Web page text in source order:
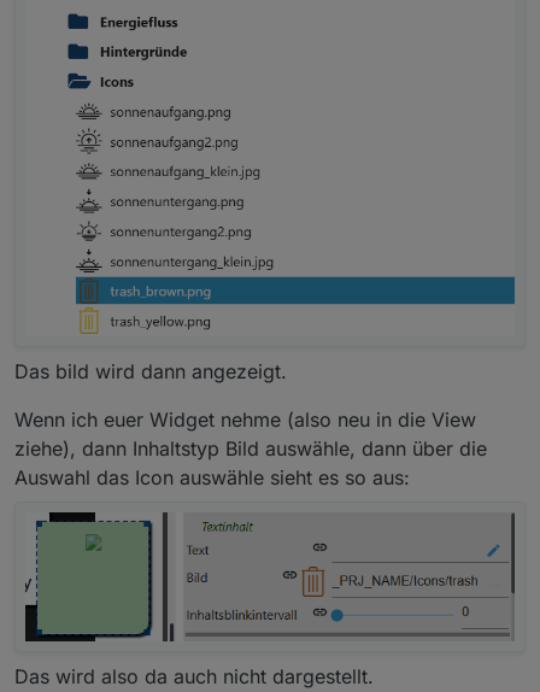
Das bild wird dann angezeigt.
Wenn ich euer Widget nehme (also neu in die View
ziehe), dann Inhaltstyp Bild auswähle, dann über die
Auswahl das Icon auswähle sieht es so aus:
Das wird also da auch nicht dargestellt.